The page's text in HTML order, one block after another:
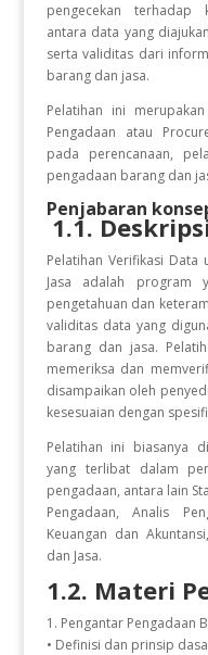
pengecekan terhadap
antara data yang
serta validitas dari
barang dan jasa.
Pelatihan ini
Pengadaan atau
pada perencanaan,
pengadaan barang dan
Penjabaran
1.1.
Pelatihan Verifikasi Data
Jasa adalah program
pengetahuan dan
validitas data yang
barang dan jasa.
memeriksa dan
disampaikan oleh
kesesuaian dengan
Pelatihan ini biasanya
yang terlibat dalam
pengadaan, antara lain
Pengadaan, Analis
Keuangan dan
dan Jasa.
1.2. Materi
1. Pengantar Pengadaan
• Definisi dan prinsip